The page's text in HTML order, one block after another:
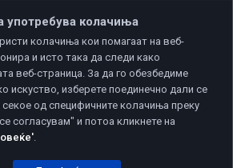
by
употребува колачиња
колачиња кои помагаат на веб-
и исто така да следи како
веб-страница. За да го обезбедиме
искуство, изберете поединечно дали се
секое од специфичните колачиња преку
согласувам" и потоа кликнете на
.